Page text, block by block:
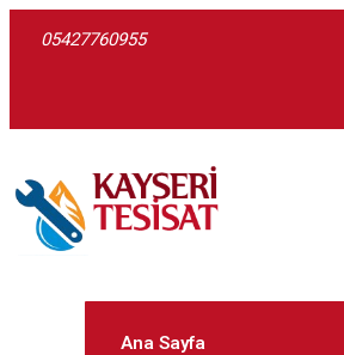
05427760955
Ana Sayfa